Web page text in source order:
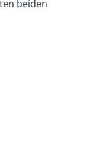
beiden